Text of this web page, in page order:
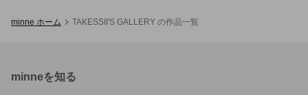
minne ホーム TAKESSII'S GALLERY の作品一覧
minneを知る